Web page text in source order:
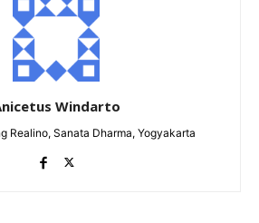
Windarto
Realino, Sanata Dharma, Yogyakarta